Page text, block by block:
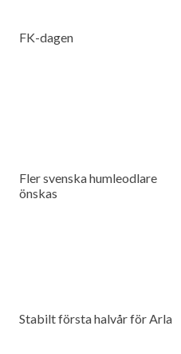
FK-dagen
Fler svenska humleodlare
önskas
Stabilt första halvår för Arla